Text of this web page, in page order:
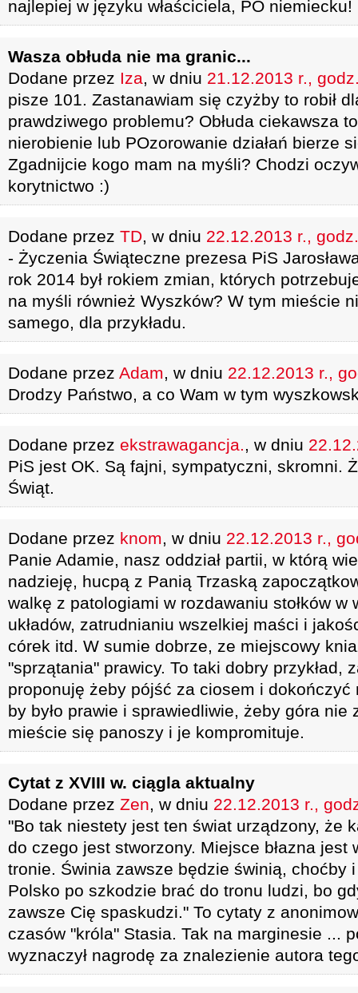
najlepiej w języku właściciela, PO niemiecku!
Wasza obłuda nie ma granic...
Dodane przez Iza, w dniu 21.12.2013 r.,
pisze 101. Zastanawiam się czyżby to robił
prawdziwego problemu? Obłuda ciekawsza
nierobienie lub POzorowanie działań bierze
Zgadnijcie kogo mam na myśli? Chodzi
korytnictwo :)
Dodane przez TD, w dniu 22.12.2013 r.,
- Życzenia Świąteczne prezesa PiS
rok 2014 był rokiem zmian, których
na myśli również Wyszków? W tym mieście
samego, dla przykładu.
Dodane przez Adam, w dniu 22.12.2013 r.,
Drodzy Państwo, a co Wam w tym
Dodane przez ekstrawagancja., w dniu
PiS jest OK. Są fajni, sympatyczni, skromni.
Świąt.
Dodane przez knom, w dniu 22.12.2013 r.,
Panie Adamie, nasz oddział partii, w którą
nadzieję, hucpą z Panią Trzaską
walkę z patologiami w rozdawaniu stołków w
układów, zatrudnianiu wszelkiej maści i
córek itd. W sumie dobrze, ze miejscowy
"sprzątania" prawicy. To taki dobry przykład,
proponuję żeby pójść za ciosem i dokończyć
by było prawie i sprawiedliwie, żeby góra nie
mieście się panoszy i je kompromituje.
Cytat z XVIII w. ciągla aktualny
Dodane przez Zen, w dniu 22.12.2013 r.,
"Bo tak niestety jest ten świat urządzony, że
do czego jest stworzony. Miejsce błazna jest
tronie. Świnia zawsze będzie świnią, choćby
Polsko po szkodzie brać do tronu ludzi, bo
zawsze Cię spaskudzi." To cytaty z
czasów "króla" Stasia. Tak na marginesie ...
wyznaczył nagrodę za znalezienie autora